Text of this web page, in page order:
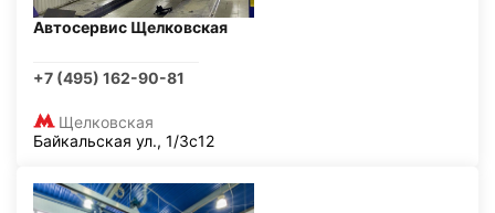
Автосервис Щелковская
+7 (495) 162-90-81
Щелковская
Байкальская ул., 1/3с12